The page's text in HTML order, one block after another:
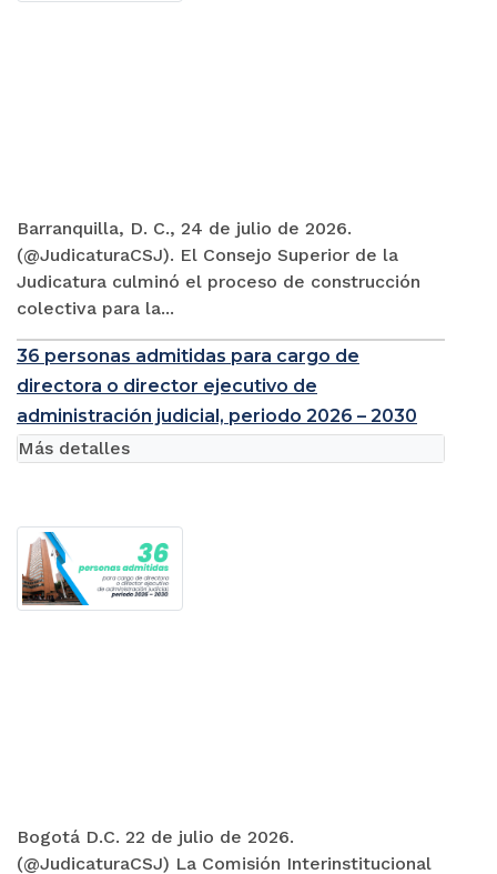
Barranquilla, D. C., 24 de julio de 2026.
(@JudicaturaCSJ). El Consejo Superior de la
Judicatura culminó el proceso de construcción
colectiva para la...
36 personas admitidas para cargo de
directora o director ejecutivo de
administración judicial, periodo 2026 – 2030
Bogotá D.C. 22 de julio de 2026.
(@JudicaturaCSJ) La Comisión Interinstitucional
Más detalles